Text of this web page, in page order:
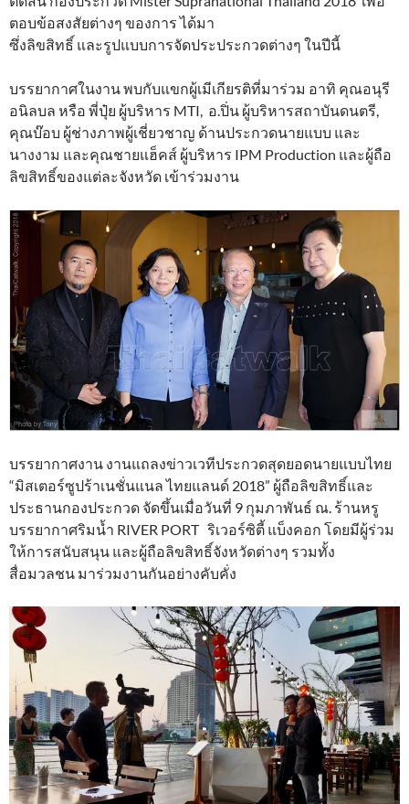
ตอบข้อสงสัยต่างๆ ของการ ได้มา
ซึ่งลิขสิทธิ์ และรูปแบบการจัดประประกวดต่างๆ ในปีนี้
บรรยากาศในงาน พบกับแขกผู้เมีเกียรติที่มาร่วม อาทิ คุณอนุรี
อนิลบล หรือ พี่ปุ๋ย ผู้บริหาร MTI, อ.ปิ่น ผู้บริหารสถาบันดนตรี,
คุณบ๊อบ ผู้ช่างภาพผู้เชี่ยวชาญ ด้านประกวดนายแบบ และ
นางงาม และคุณชายแฮ็คส์ ผู้บริหาร IPM Production และผู้ถือ
ลิขสิทธิ์ของแต่ละจังหวัด เข้าร่วมงาน
บรรยากาศงาน งานแถลงข่าวเวทีประกวดสุดยอดนายแบบไทย
“มิสเตอร์ซูปร้าเนชั่นแนล ไทยแลนด์ 2018” ผู้ถือลิขสิทธิ์และ
ประธานกองประกวด จัดขึ้นเมื่อวันที่ 9 กุมภาพันธ์ ณ. ร้านหรู
บรรยากาศริมน้ำ RIVER PORT ริเวอร์ซิตี้ แบ็งคอก โดยมีผู้ร่วม
ให้การสนับสนุน และผู้ถือลิขสิทธิ์จังหวัดต่างๆ รวมทั้ง
สื่อมวลชน มาร่วมงานกันอย่างคับคั่ง